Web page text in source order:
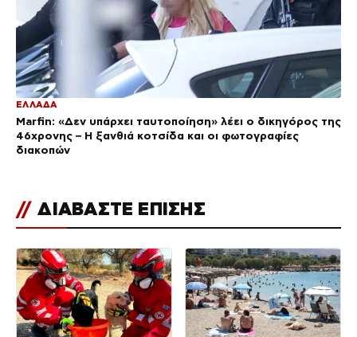
ΕΛΛΑΔΑ
Marfin: «Δεν υπάρχει ταυτοποίηση» λέει ο δικηγόρος της
46χρονης – Η ξανθιά κοτσίδα και οι φωτογραφίες
διακοπών
// ΔΙΑΒΑΣΤΕ ΕΠΙΣΗΣ